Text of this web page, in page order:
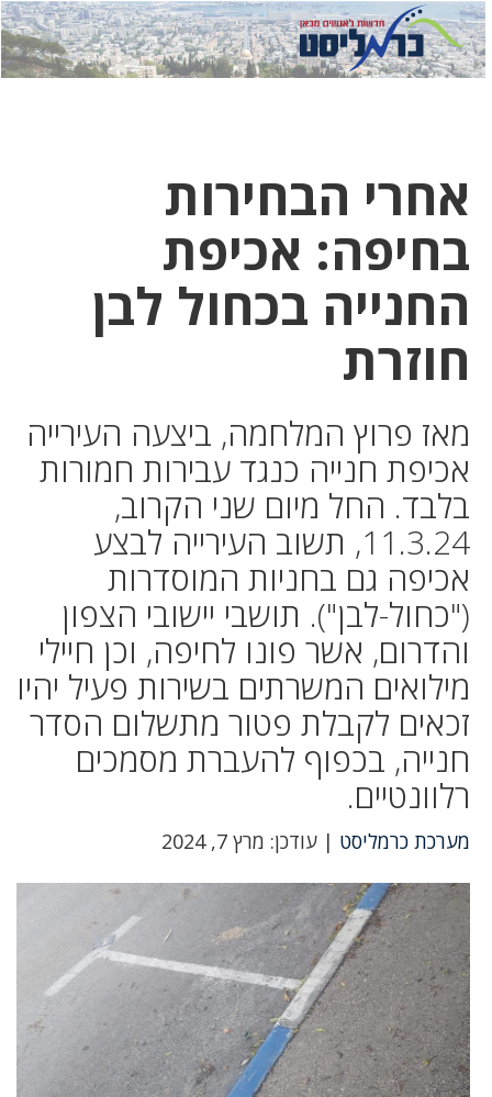
לחץ
כאן
לחץ
כדי
אחרי הבחירות
בחיפה: אכיפת
החנייה בכחול לבן
חוזרת
מאז פרוץ המלחמה, ביצעה העירייה
אכיפת חנייה כנגד עבירות חמורות
בלבד. החל מיום שני הקרוב,
11.3.24, תשוב העירייה לבצע
אכיפה גם בחניות המוסדרות
("כחול-לבן"). תושבי יישובי הצפון
והדרום, אשר פונו לחיפה, וכן חיילי
מילואים המשרתים בשירות פעיל יהיו
זכאים לקבלת פטור מתשלום הסדר
חנייה, בכפוף להעברת מסמכים
רלוונטיים.
מערכת כרמליסט | עודכן: מרץ 7, 2024